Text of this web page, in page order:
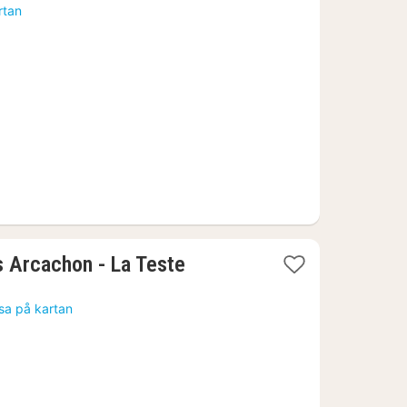
Arcachon - La Teste
på kartan